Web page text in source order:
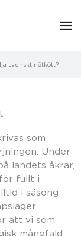
svenskt nötkött?
som
Under
landets åkrar,
fullt i
i säsong
att vi som
mångfald.